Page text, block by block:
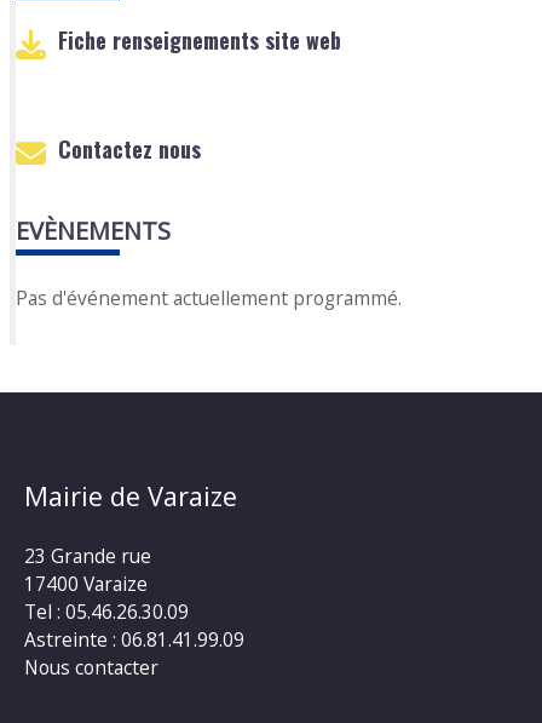
Fiche renseignements site web
Contactez nous
EVÈNEMENTS
Pas d'événement actuellement programmé.
Mairie de Varaize
23 Grande rue
17400 Varaize
Tel : 05.46.26.30.09
Astreinte : 06.81.41.99.09
Nous contacter